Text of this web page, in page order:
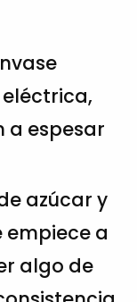
a espesar
azúcar y
a
algo de